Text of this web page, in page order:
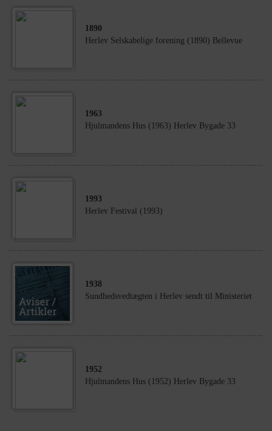
1890
Herlev Selskabelige forening (1890) Bellevue
1963
Hjulmandens Hus (1963) Herlev Bygade 33
1993
Herlev Festival (1993)
1938
Sundhedsvedtægten i Herlev sendt til Ministeriet
1952
Hjulmandens Hus (1952) Herlev Bygade 33